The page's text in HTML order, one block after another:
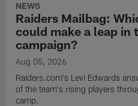
NEWS
Raiders Mailbag:
could make a leap in
campaign?
Aug 05, 2026
Raiders.com's Levi Edwards
of the team's rising players
camp.